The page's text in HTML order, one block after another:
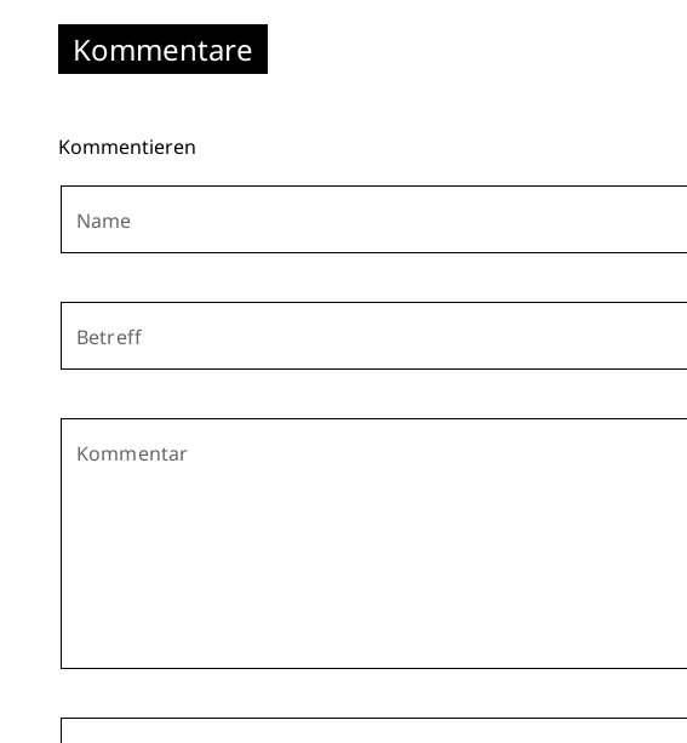
Kommentare
Kommentieren
Name
Betreff
Kommentar